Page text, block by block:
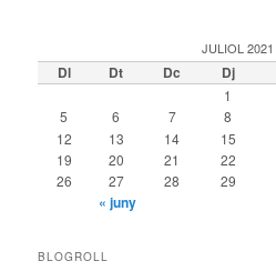
JULIOL 2021
Dl Dt Dc Dj
1
5
6 7 8
12 13 14 15
19
20 21 22
26
27 28 29
« juny
BLOGROLL